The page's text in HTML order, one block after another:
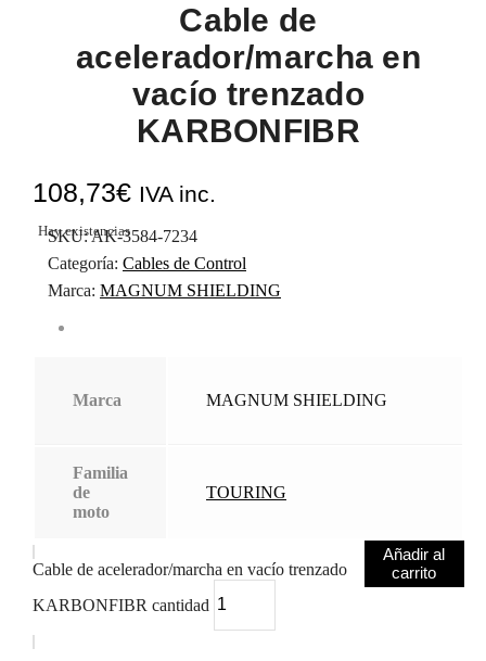
Cable de
acelerador/marcha en
vacío trenzado
KARBONFIBR
108,73€ IVA inc.
Hay existencias
SKU:AK-3584-7234
Categoría: Cables de Control
Marca: MAGNUM SHIELDING
Marca MAGNUM SHIELDING
Familia
de
moto
TOURING
Cable de acelerador/marcha en vacío trenzado
KARBONFIBR cantidad
Añadir al
carrito